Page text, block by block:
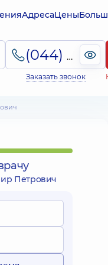
АдресаЦены
(044) 495-2-888
Заказать звонок
Петрович